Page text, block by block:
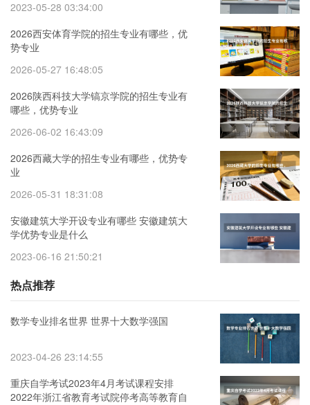
2023-05-28 03:34:00
2026西安体育学院的招生专业有哪些，优
势专业
2026-05-27 16:48:05
2026陕西科技大学镐京学院的招生专业有
哪些，优势专业
2026-06-02 16:43:09
2026西藏大学的招生专业有哪些，优势专
业
2026-05-31 18:31:08
安徽建筑大学开设专业有哪些 安徽建筑大
学优势专业是什么
2023-06-16 21:50:21
热点推荐
数学专业排名世界 世界十大数学强国
2023-04-26 23:14:55
重庆自学考试2023年4月考试课程安排
2022年浙江省教育考试院停考高等教育自